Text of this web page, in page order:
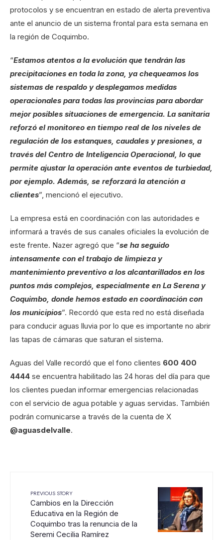
protocolos y se encuentran en estado de alerta preventiva
ante el anuncio de un sistema frontal para esta semana en
la región de Coquimbo.
“Estamos atentos a la evolución que tendrán las
precipitaciones en toda la zona, ya chequeamos los
sistemas de respaldo y desplegamos medidas
operacionales para todas las provincias para abordar
mejor posibles situaciones de emergencia. La sanitaria
reforzó el monitoreo en tiempo real de los niveles de
regulación de los estanques, caudales y presiones, a
través del Centro de Inteligencia Operacional, lo que
permite ajustar la operación ante eventos de turbiedad,
por ejemplo. Además, se reforzará la atención a
clientes”, mencionó el ejecutivo.
La empresa está en coordinación con las autoridades e
informará a través de sus canales oficiales la evolución de
este frente. Nazer agregó que “se ha seguido
intensamente con el trabajo de limpieza y
mantenimiento preventivo a los alcantarillados en los
puntos más complejos, especialmente en La Serena y
Coquimbo, donde hemos estado en coordinación con
los municipios”. Recordó que esta red no está diseñada
para conducir aguas lluvia por lo que es importante no abrir
las tapas de cámaras que saturan el sistema.
Aguas del Valle recordó que el fono clientes 600 400
4444 se encuentra habilitado las 24 horas del día para que
los clientes puedan informar emergencias relacionadas
con el servicio de agua potable y aguas servidas. También
podrán comunicarse a través de la cuenta de X
@aguasdelvalle.
PREVIOUS STORY
Cambios en la Dirección
Educativa en la Región de
Coquimbo tras la renuncia de la
Seremi Cecilia Ramírez